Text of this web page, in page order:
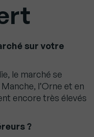
sur votre
le marché se
l’Orne et en
encore très élevés
?